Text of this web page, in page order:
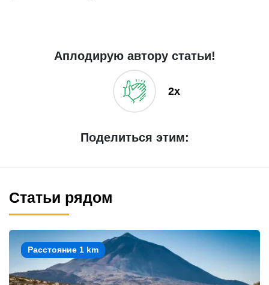
Аплодирую автору статьи!
2x
Поделиться этим:
Статьи рядом
Расстояние 1 km